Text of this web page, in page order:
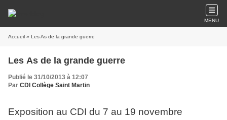
MENU
Accueil » Les As de la grande guerre
Les As de la grande guerre
Publié le 31/10/2013 à 12:07
Par CDI Collège Saint Martin
Exposition au CDI du 7 au 19 novembre